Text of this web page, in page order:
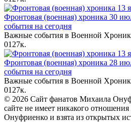
Фронтовая (военная) хроника 30
события на сегодня
Важные события в Военной
0127к.
Фронтовая (военная) хроника 28
события на сегодня
Важные события в Военной
0127к.
© 2026 Сайт фанатов Михаила
сайте не имеет никакого
Онуфриенко и взята из открытых